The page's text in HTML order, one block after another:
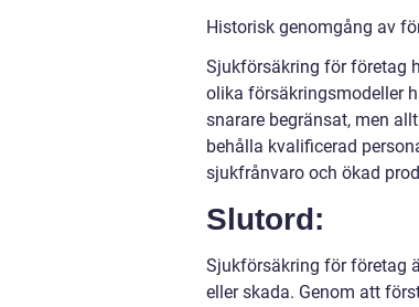
Historisk genomgång av
Sjukförsäkring för företag
olika försäkringsmodeller
snarare begränsat, men
behålla kvalificerad
sjukfrånvaro och ökad
Slutord:
Sjukförsäkring för företag
eller skada. Genom att